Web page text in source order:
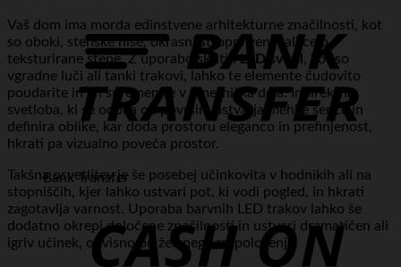
Bank Transfer
Vaš dom ima morda edinstvene arhitekturne značilnosti, kot
so oboki, stenske niše, okrasni stropni venci ali celo
teksturirane stene. Z uporabo skritihLED svetil , kot so
vgradne luči ali tanki trakovi, lahko te elemente čudovito
poudarite in jih spremenite v umetniška dela. Indirektna
svetloba, ki se odbija od površin, ustvarja mehke sence in
definira oblike, kar doda prostoru eleganco in prefinjenost,
hkrati pa vizualno poveča prostor.
Takšna osvetlitev je še posebej učinkovita v hodnikih ali na
stopniščih, kjer lahko ustvari pot, ki vodi pogled, in hkrati
zagotavlja varnost. Uporaba barvnih LED trakov lahko še
dodatno okrepi določene značilnosti in ustvari dramatičen ali
igriv učinek, odvisno od želenega razpoloženja.